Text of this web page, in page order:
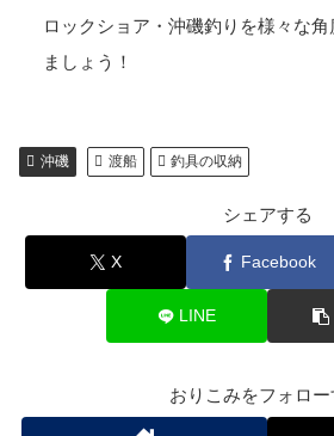
ロックショア・沖磯釣りを様々な
ましょう！
沖磯 渡船 釣具の収納
シェアする
X Facebook
LINE
おりこみをフォロー